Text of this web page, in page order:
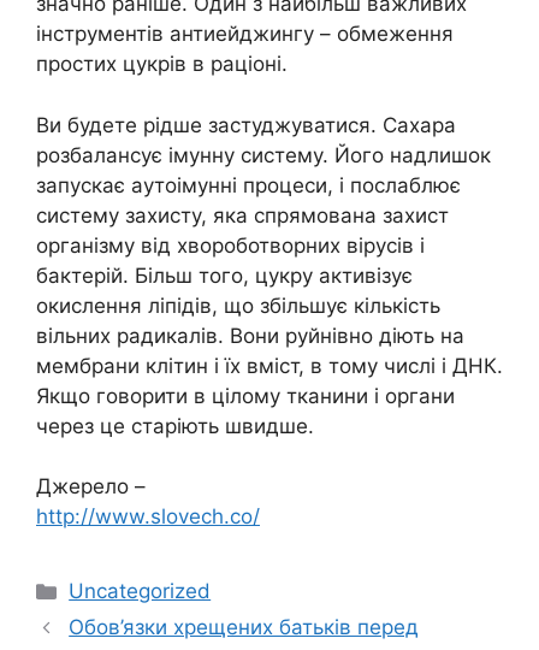
інструментів антиейджингу – обмеження
простих цукрів в раціоні.
Ви будете рідше застуджуватися. Сахара
розбалансує імунну систему. Його надлишок
запускає аутоімунні процеси, і послаблює
систему захисту, яка спрямована захист
організму від хвороботворних вірусів і
бактерій. Більш того, цукру активізує
окислення ліпідів, що збільшує кількість
вільних радикалів. Вони руйнівно діють на
мембрани клітин і їх вміст, в тому числі і ДНК.
Якщо говорити в цілому тканини і органи
через це старіють швидше.
Джерело –
http://www.slovech.co/
Категорії
Uncategorized
Обов’язки хрещених батьків перед